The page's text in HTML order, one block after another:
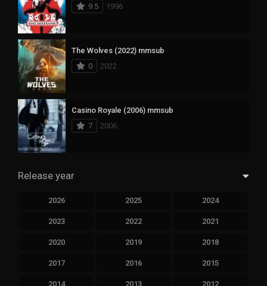
9.5
1996
The Wolves (2022) mmsub
0
2022
Casino Royale (2006) mmsub
7
2006
Release year
2026 2025 2024
2023 2022 2021
2020 2019 2018
2017 2016 2015
2014 2013 2012